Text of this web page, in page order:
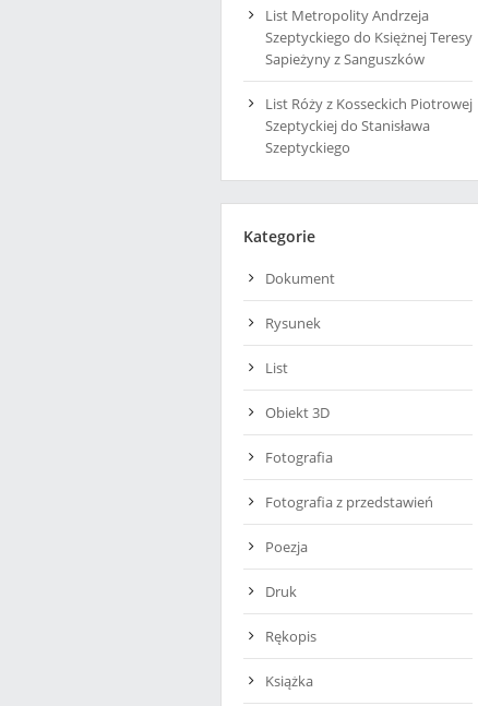
List Metropolity Andrzeja
Szeptyckiego do Księżnej Teresy
Sapieżyny z Sanguszków
List Róży z Kosseckich Piotrowej
Szeptyckiej do Stanisława
Szeptyckiego
Kategorie
Dokument
Rysunek
List
Obiekt 3D
Fotografia
Fotografia z przedstawień
Poezja
Druk
Rękopis
Książka